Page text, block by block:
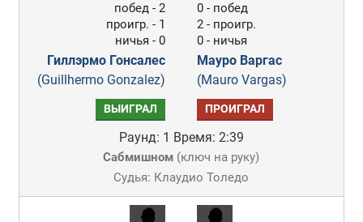
побед - 2
проигр. - 1
ничья - 0
Гиллэрмо Гонсалес
(Guillhermo Gonzalez)
0 - побед
2 - проигр.
0 - ничья
Мауро Варгас
(Mauro Vargas)
ВЫИГРАЛ ПРОИГРАЛ
Раунд: 1 Время: 2:39
Сабмишном (ключ на руку)
Судья: Клаудио Толедо